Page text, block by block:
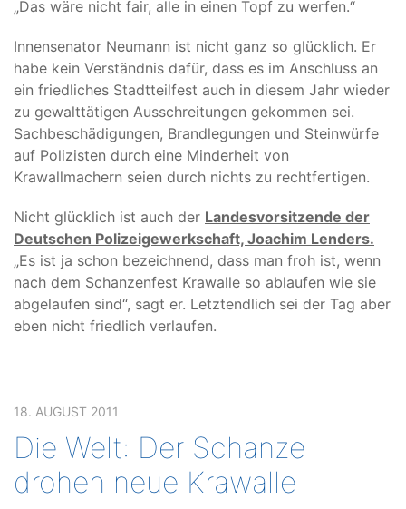
„Das wäre nicht fair, alle in einen Topf zu werfen.“
Innensenator Neumann ist nicht ganz so glücklich. Er
habe kein Verständnis dafür, dass es im Anschluss an
ein friedliches Stadtteilfest auch in diesem Jahr wieder
zu gewalttätigen Ausschreitungen gekommen sei.
Sachbeschädigungen, Brandlegungen und Steinwürfe
auf Polizisten durch eine Minderheit von
Krawallmachern seien durch nichts zu rechtfertigen.
Nicht glücklich ist auch der Landesvorsitzende der
Deutschen Polizeigewerkschaft, Joachim Lenders.
„Es ist ja schon bezeichnend, dass man froh ist, wenn
nach dem Schanzenfest Krawalle so ablaufen wie sie
abgelaufen sind“, sagt er. Letztendlich sei der Tag aber
eben nicht friedlich verlaufen.
18. AUGUST 2011
Die Welt: Der Schanze
drohen neue Krawalle